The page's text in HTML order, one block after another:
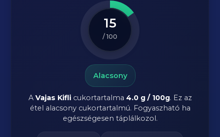
15
/ 100
Alacsony
A Vajas Kiflicukortartalma 4.0 g / 100g. Ez az
étel alacsony cukortartalmú. Fogyaszható ha
egészségesen táplálkozol.